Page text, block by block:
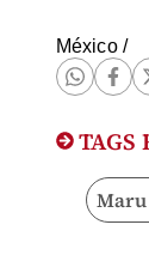
México/
TAGS
Maru